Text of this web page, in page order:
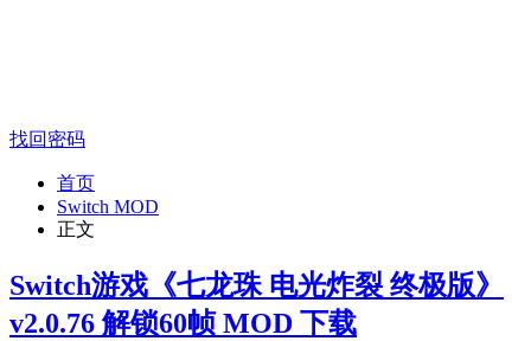
找回密码
首页
Switch MOD
正文
Switch游戏《七龙珠 电光炸裂 终极版》
v2.0.76 解锁60帧 MOD 下载